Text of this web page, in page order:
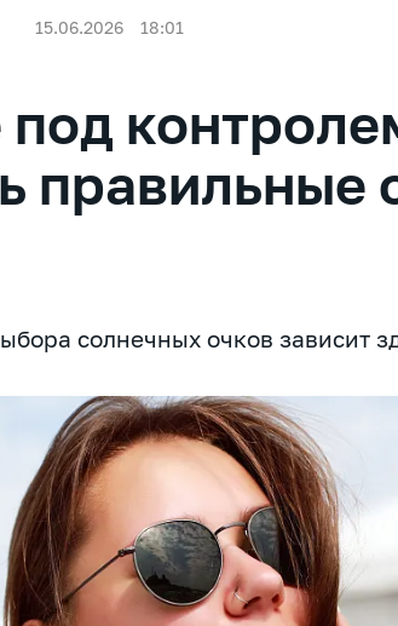
15.06.2026 18:01
правильные
солнечных очков зависит